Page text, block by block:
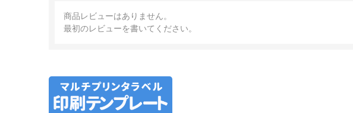
商品レビューはありません。
最初のレビューを書いてください。